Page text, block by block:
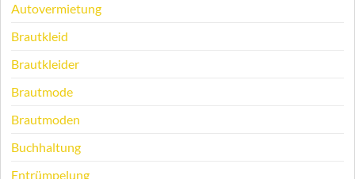
Autovermietung
Brautkleid
Brautkleider
Brautmode
Brautmoden
Buchhaltung
Entrümpelung